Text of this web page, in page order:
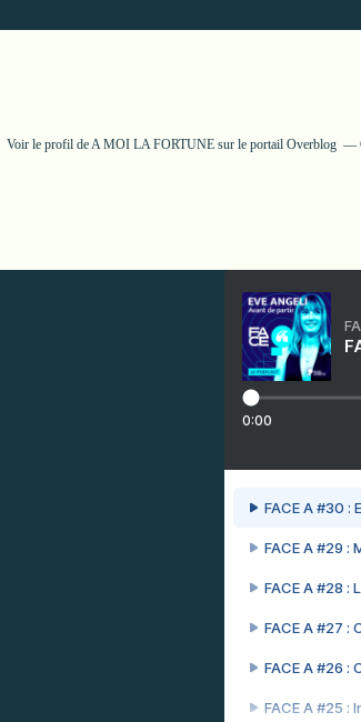
Voir le profil de A MOI LA FORTUNEsur le portail Overblog
0:00
FACE A #30 :
FACE A #29 :
FACE A #28 :
FACE A #27
FACE A #26 :
FACE A #25 :